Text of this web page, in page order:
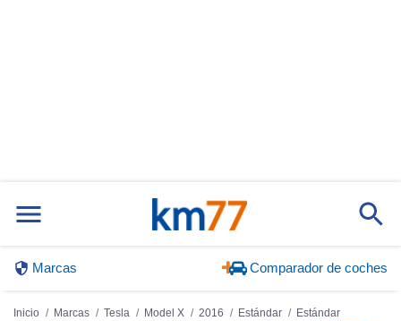
Marcas Comparador de coches
Inicio Marcas Tesla Model X 2016 Estándar
Estándar